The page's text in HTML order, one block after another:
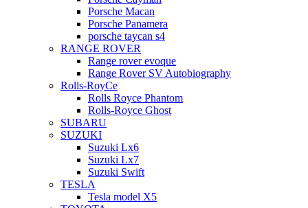
Porsche Macan
Porsche Panamera
porsche taycan s4
RANGE ROVER
Range rover evoque
Range Rover SV Autobiography
Rolls-RoyCe
Rolls Royce Phantom
Rolls-Royce Ghost
SUBARU
SUZUKI
Suzuki Lx6
Suzuki Lx7
Suzuki Swift
TESLA
Tesla model X5